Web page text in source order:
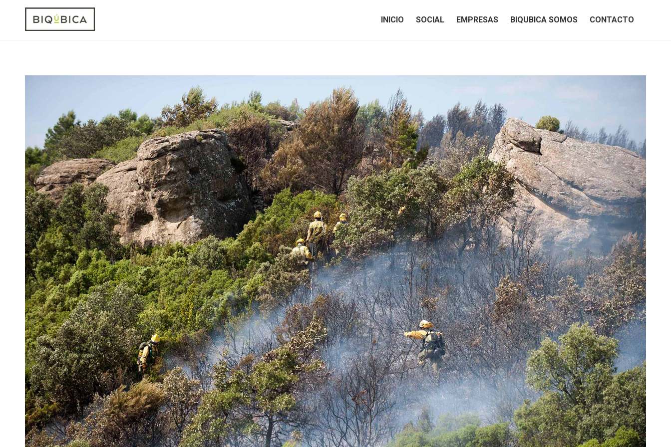
INICIO SOCIAL EMPRESAS BIQUBICA SOMOS CONTACTO
INICIO SOCIAL EMPRESAS BIQUBICA SOMOS CONTACTO